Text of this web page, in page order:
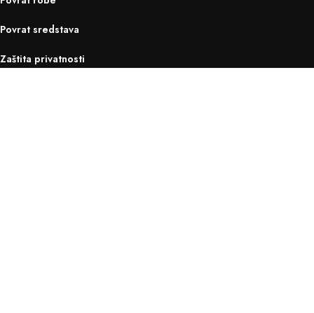
Povrat sredstava
Zaštita privatnosti